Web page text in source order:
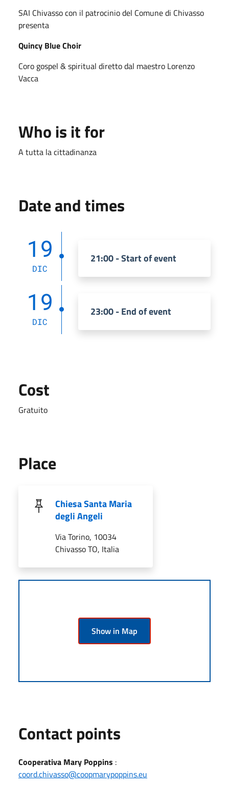
SAI Chivasso con il patrocinio del Comune di Chivasso
presenta
Quincy Blue Choir
Coro gospel & spiritual diretto dal maestro Lorenzo
Vacca
Who is it for
A tutta la cittadinanza
Date and times
19
DIC
21:00 - Start of event
19
DIC
23:00 - End of event
Cost
Gratuito
Place
Chiesa Santa Maria
degli Angeli
Via Torino, 10034
Chivasso TO, Italia
Show in Map
Contact points
Cooperativa Mary Poppins :
coord.chivasso@coopmarypoppins.eu